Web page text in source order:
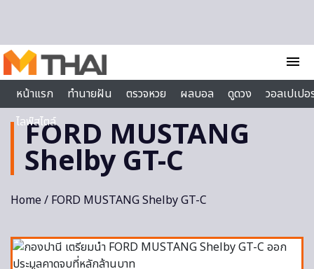
menu
หน้าแรก
ทำนายฝัน ตรวจหวย ผลบอล ดูดวง
วอลเปเป
ไลฟ์สไตล์
FORD MUSTANG
Shelby GT-C
Home/ FORD MUSTANG Shelby GT-C